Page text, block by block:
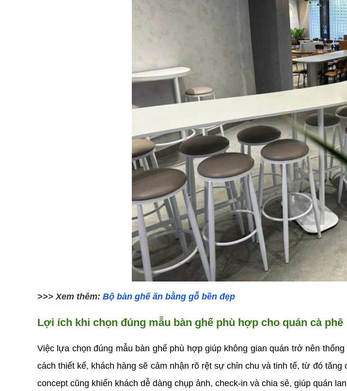
>>> Xem thêm: Bộ bàn ghế ăn bằng gỗ bền đẹp
Lợi ích khi chọn đúng mẫu bàn ghế phù hợp cho quán cà phê
Việc lựa chọn đúng mẫu bàn ghế phù hợp giúp không gian quán trở nên
cách thiết kế, khách hàng sẽ cảm nhận rõ rệt sự chỉn chu và tinh tế, từ đó
concept cũng khiến khách dễ dàng chụp ảnh, check-in và chia sẻ, giúp quán